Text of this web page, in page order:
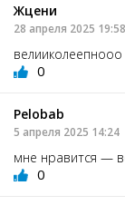
Жцени
28 апреля 2025 19:58
велииколеепнооо
0
Pelobab
5 апреля 2025 14:24
мне нравится —
0